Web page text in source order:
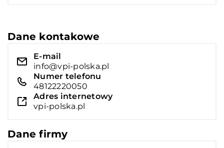
Dane kontakowe
E-mail
info@vpi-polska.pl
Numer telefonu
48122220050
Adres internetowy
vpi-polska.pl
Dane firmy